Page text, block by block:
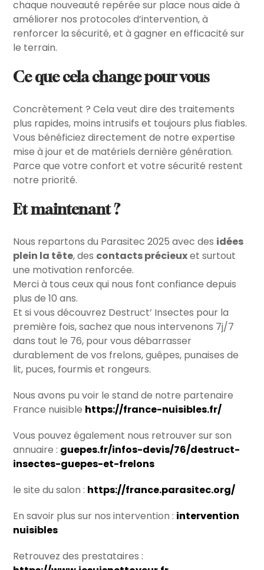
chaque nouveauté repérée sur place nous aide à
améliorer nos protocoles d’intervention, à
renforcer la sécurité, et à gagner en efficacité sur
le terrain.
Ce que cela change pour vous
Concrètement ? Cela veut dire des traitements
plus rapides, moins intrusifs et toujours plus fiables.
Vous bénéficiez directement de notre expertise
mise à jour et de matériels dernière génération.
Parce que votre confort et votre sécurité restent
notre priorité.
Et maintenant ?
Nous repartons du Parasitec 2025 avec des idées
plein la tête, des contacts précieuxet surtout
une motivation renforcée.
Merci à tous ceux qui nous font confiance depuis
plus de 10 ans.
Et si vous découvrez Destruct’ Insectes pour la
première fois, sachez que nous intervenons 7j/7
dans tout le 76, pour vous débarrasser
durablement de vos frelons, guêpes, punaises de
lit, puces, fourmis et rongeurs.
Nous avons pu voir le stand de notre partenaire
France nuisible https://france-nuisibles.fr/
Vous pouvez également nous retrouver sur son
annuaire : guepes.fr/infos-devis/76/destruct-
insectes-guepes-et-frelons
le site du salon : https://france.parasitec.org/
En savoir plus sur nos intervention : intervention
nuisibles
Retrouvez des prestataires :